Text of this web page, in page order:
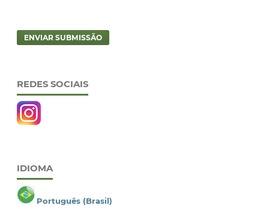
ENVIAR SUBMISSÃO
REDES SOCIAIS
IDIOMA
Português (Brasil)